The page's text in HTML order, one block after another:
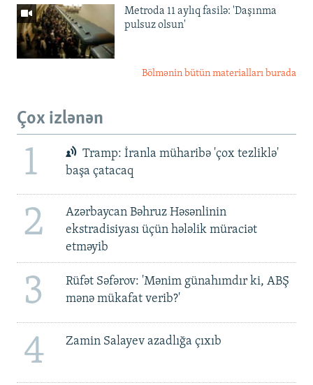
Metroda 11 aylıq fasilə: 'Daşınma
pulsuz olsun'
Bölmənin bütün materialları burada
Çox izlənən
1
Tramp: İranla müharibə 'çox tezliklə'
başa çatacaq
2
Azərbaycan Bəhruz Həsənlinin
ekstradisiyası üçün hələlik müraciət
etməyib
3
Rüfət Səfərov: 'Mənim günahımdır ki, ABŞ
mənə mükafat verib?'
4 Zamin Salayev azadlığa çıxıb